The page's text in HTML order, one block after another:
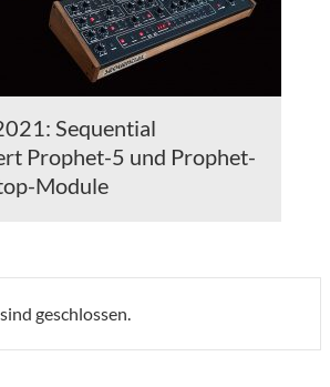
Sequential
Prophet-5 und Prophet-
Module
geschlossen.